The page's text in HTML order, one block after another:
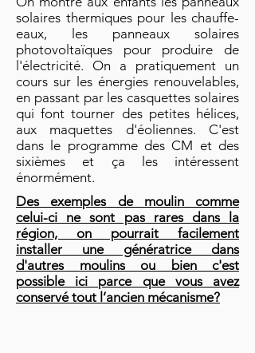
solaires thermiques pour les chauffe-
eaux, les panneaux solaires
photovoltaïques pour produire de
l'électricité. On a pratiquement un
cours sur les énergies renouvelables,
en passant par les casquettes solaires
qui font tourner des petites hélices,
aux maquettes d'éoliennes. C'est
dans le programme des CM et des
sixièmes et ça les intéressent
énormément.
Des exemples de moulin comme
celui-ci ne sont pas rares dans la
région, on pourrait facilement
installer une génératrice dans
d'autres moulins ou bien c'est
possible ici parce que vous avez
conservé tout l’ancien mécanisme?